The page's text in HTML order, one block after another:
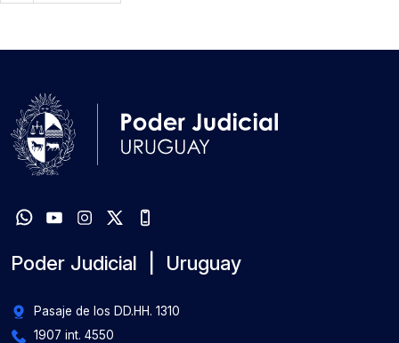
Poder Judicial | Uruguay
Pasaje de los DD.HH. 1310
1907 int. 4550